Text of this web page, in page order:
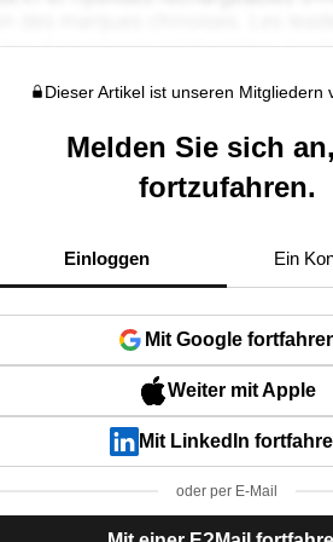
Dieser Artikel ist unseren Mitgliedern
Melden Sie sich
fortzufahren.
Einloggen Ein
Mit Google
Weiter mit Apple
Mit LinkedIn
oder per E-Mail